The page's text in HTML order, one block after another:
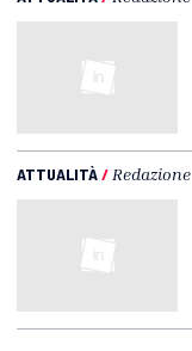
ATTUALITÀ/ Redazione